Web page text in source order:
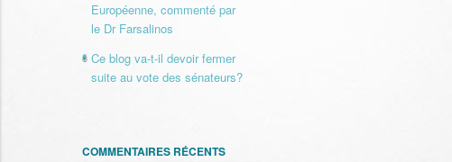
Européenne, commenté par
le Dr Farsalinos
Ce blog va-t-il devoir fermer
suite au vote des sénateurs?
COMMENTAIRES RÉCENTS